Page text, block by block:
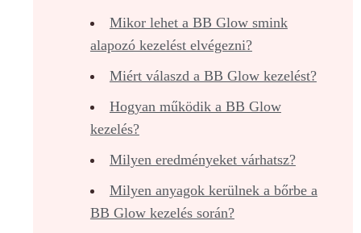
Mikor lehet a BB Glow smink
alapozó kezelést elvégezni?
Miért válaszd a BB Glow kezelést?
Hogyan működik a BB Glow
kezelés?
Milyen eredményeket várhatsz?
Milyen anyagok kerülnek a bőrbe a
BB Glow kezelés során?